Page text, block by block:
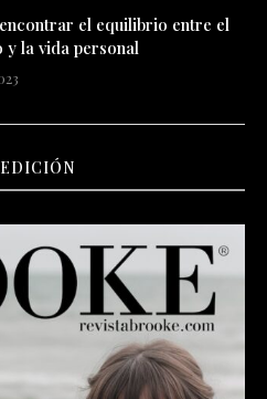
el equilibrio entre el
y la vida personal